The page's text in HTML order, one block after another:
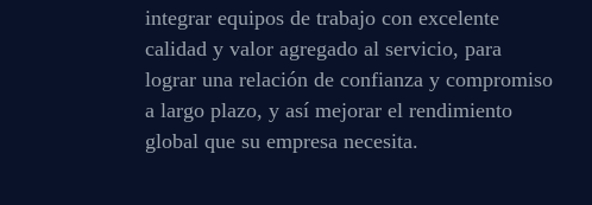
integrar equipos de trabajo con excelente
calidad y valor agregado al servicio, para
lograr una relación de confianza y compromiso
a largo plazo, y así mejorar el rendimiento
global que su empresa necesita.